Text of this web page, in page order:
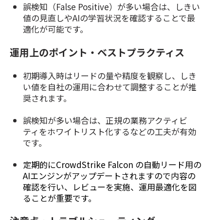
誤検知（False Positive）が多い場合は、しきい
値の見直しやAIの学習状況を確認することで最
適化が可能です。
運用上のポイント・ベストプラクティス
初期導入時はリードの量や精度を観察し、しき
い値を自社の運用に合わせて調整することが推
奨されます。
誤検知が多い場合は、正規の業務アクティビ
ティをホワイトリスト化するなどの工夫が有効
です。
定期的にCrowdStrike Falcon の自動リード用の
AIエンジンがアップデートされますので内容の
確認を行い、レビューを実施、運用最適化を図
ることが重要です。